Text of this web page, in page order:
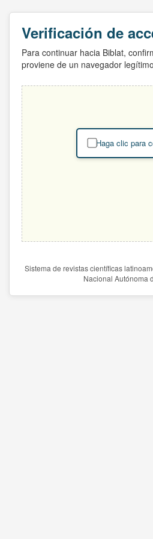
Verificación de
Para continuar hacia Biblat,
proviene de un navegador
Haga clic para
Sistema de revistas científicas
Nacional Autónoma